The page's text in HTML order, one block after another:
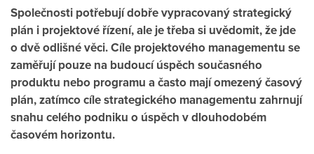
Společnosti potřebují dobře vypracovaný strategický
plán i projektové řízení, ale je třeba si uvědomit, že jde
o dvě odlišné věci. Cíle projektového managementu se
zaměřují pouze na budoucí úspěch současného
produktu nebo programu a často mají omezený časový
plán, zatímco cíle strategického managementu zahrnují
snahu celého podniku o úspěch v dlouhodobém
časovém horizontu.